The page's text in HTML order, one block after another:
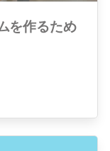
を作るため